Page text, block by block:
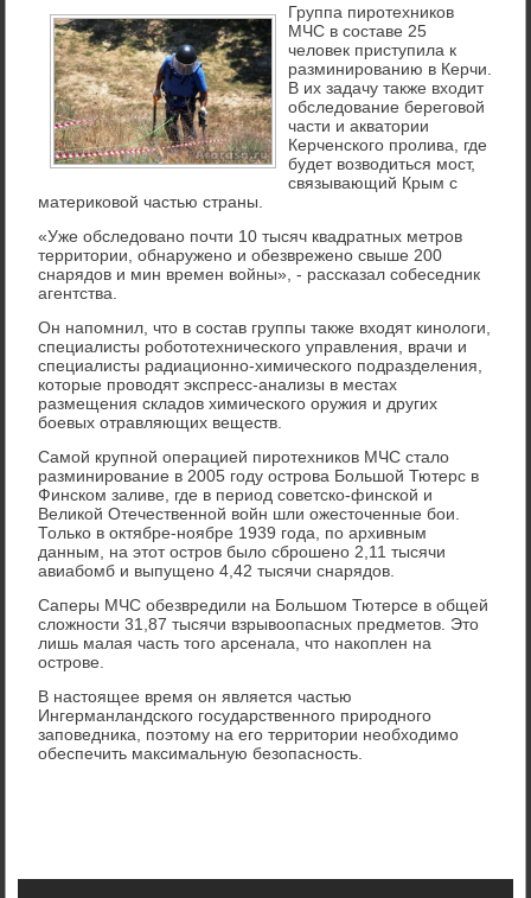
Группа пиротехников
МЧС в составе 25
человек приступила к
разминированию в Керчи.
В их задачу также входит
обследование береговой
части и акватории
Керченского пролива, где
будет возводиться мост,
связывающий Крым с
материковой частью страны.
«Уже обследовано почти 10 тысяч квадратных метров
территории, обнаружено и обезврежено свыше 200
снарядов и мин времен войны», - рассказал собеседник
агентства.
Он напомнил, что в состав группы также входят кинологи,
специалисты робототехнического управления, врачи и
специалисты радиационно-химического подразделения,
которые проводят экспресс-анализы в местах
размещения складов химического оружия и других
боевых отравляющих веществ.
Самой крупной операцией пиротехников МЧС стало
разминирование в 2005 году острова Большой Тютерс в
Финском заливе, где в период советско-финской и
Великой Отечественной войн шли ожесточенные бои.
Только в октябре-ноябре 1939 года, по архивным
данным, на этот остров было сброшено 2,11 тысячи
авиабомб и выпущено 4,42 тысячи снарядов.
Саперы МЧС обезвредили на Большом Тютерсе в общей
сложности 31,87 тысячи взрывоопасных предметов. Это
лишь малая часть того арсенала, что накоплен на
острове.
В настоящее время он является частью
Ингерманландского государственного природного
заповедника, поэтому на его территории необходимо
обеспечить максимальную безопасность.